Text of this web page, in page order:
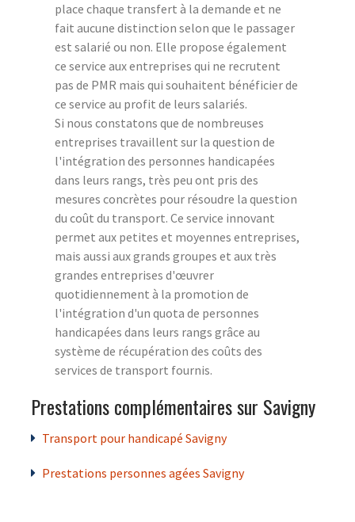
place chaque transfert à la demande et ne
fait aucune distinction selon que le passager
est salarié ou non. Elle propose également
ce service aux entreprises qui ne recrutent
pas de PMR mais qui souhaitent bénéficier de
ce service au profit de leurs salariés.
Si nous constatons que de nombreuses
entreprises travaillent sur la question de
l'intégration des personnes handicapées
dans leurs rangs, très peu ont pris des
mesures concrètes pour résoudre la question
du coût du transport. Ce service innovant
permet aux petites et moyennes entreprises,
mais aussi aux grands groupes et aux très
grandes entreprises d'œuvrer
quotidiennement à la promotion de
l'intégration d'un quota de personnes
handicapées dans leurs rangs grâce au
système de récupération des coûts des
services de transport fournis.
Prestations complémentaires sur Savigny
Transport pour handicapé Savigny
Prestations personnes agées Savigny